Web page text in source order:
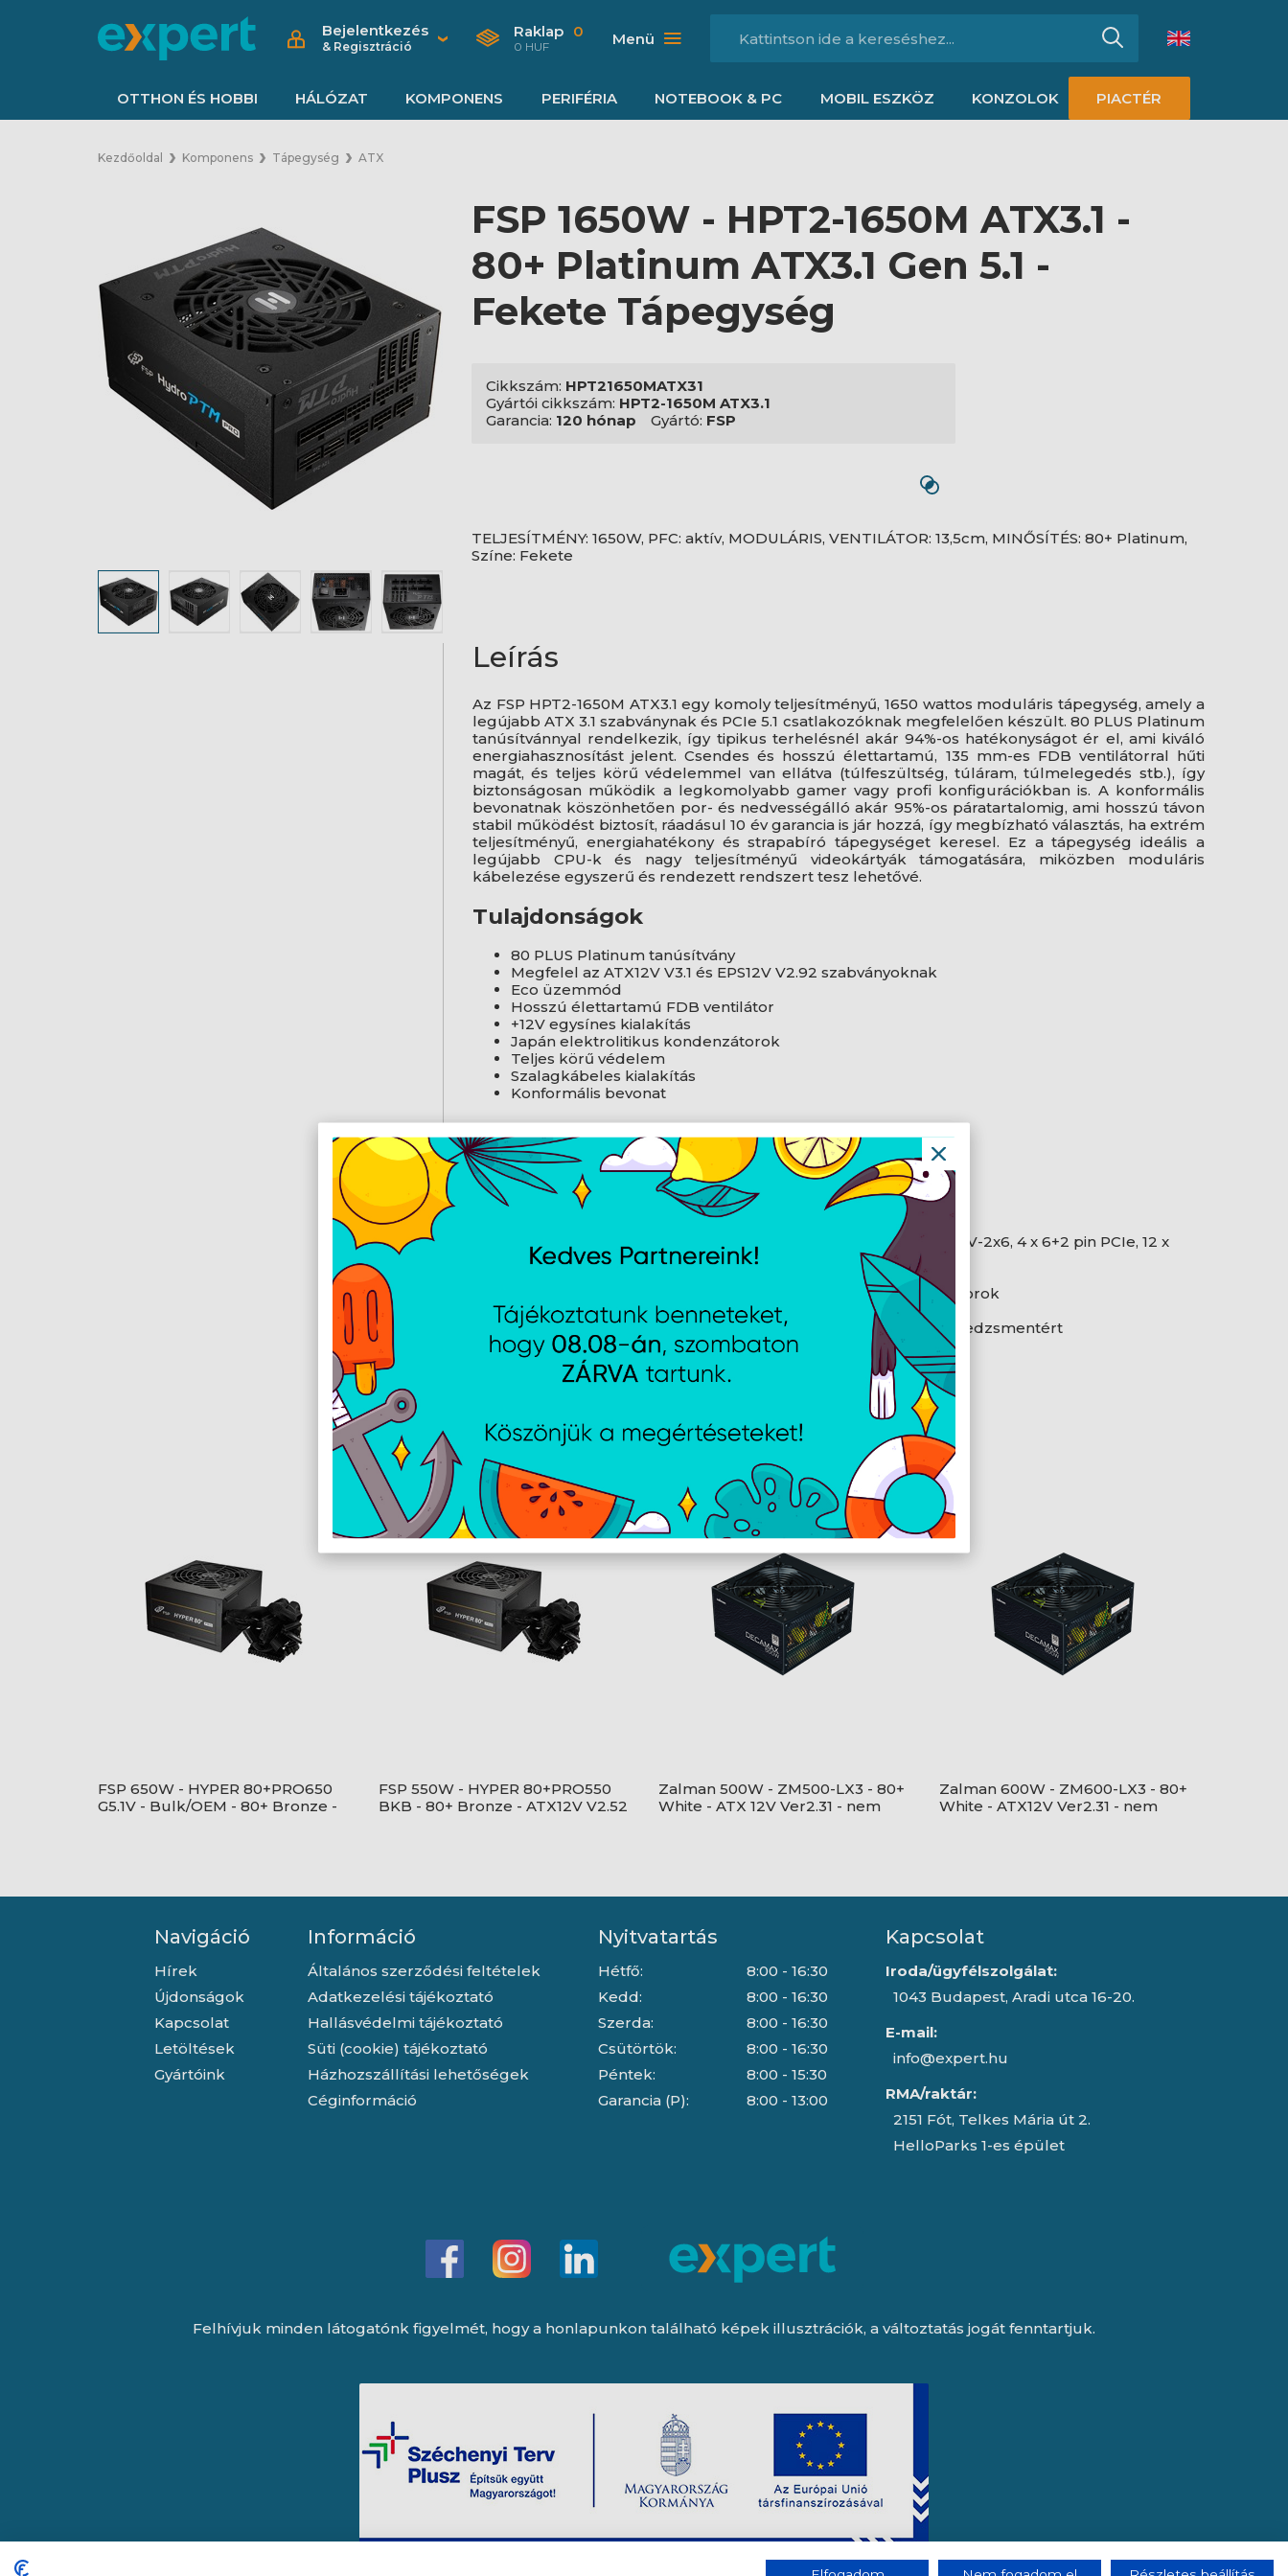
Bejelentkezés
& Regisztráció
Raklap 0
0 HUF Menü
OTTHON ÉS HOBBI HÁLÓZAT KOMPONENS PERIFÉRIA NOTEBOOK & PC MOBIL ESZKÖZ KONZOLOK PIACTÉR
Kezdőoldal Komponens Tápegység ATX
FSP 1650W - HPT2-1650M ATX3.1 -
80+ Platinum ATX3.1 Gen 5.1 -
Fekete Tápegység
Cikkszám: HPT21650MATX31
Gyártói cikkszám: HPT2-1650M ATX3.1
Garancia: 120 hónap Gyártó: FSP
TELJESÍTMÉNY: 1650W, PFC: aktív, MODULÁRIS, VENTILÁTOR: 13,5cm, MINŐSÍTÉS: 80+ Platinum,
Színe: Fekete
Leírás
Az FSP HPT2-1650M ATX3.1 egy komoly teljesítményű, 1650 wattos moduláris tápegység, amely a
legújabb ATX 3.1 szabványnak és PCIe 5.1 csatlakozóknak megfelelően készült. 80 PLUS Platinum
tanúsítvánnyal rendelkezik, így tipikus terhelésnél akár 94%-os hatékonyságot ér el, ami kiváló
energiahasznosítást jelent. Csendes és hosszú élettartamú, 135 mm-es FDB ventilátorral hűti
magát, és teljes körű védelemmel van ellátva (túlfeszültség, túláram, túlmelegedés stb.), így
biztonságosan működik a legkomolyabb gamer vagy profi konfigurációkban is. A konformális
bevonatnak köszönhetően por- és nedvességálló akár 95%-os páratartalomig, ami hosszú távon
stabil működést biztosít, ráadásul 10 év garancia is jár hozzá, így megbízható választás, ha extrém
teljesítményű, energiahatékony és strapabíró tápegységet keresel. Ez a tápegység ideális a
legújabb CPU-k és nagy teljesítményű videokártyák támogatására, miközben moduláris
kábelezése egyszerű és rendezett rendszert tesz lehetővé.
Tulajdonságok
80 PLUS Platinum tanúsítvány
Megfelel az ATX12V V3.1 és EPS12V V2.92 szabványoknak
Eco üzemmód
Hosszú élettartamú FDB ventilátor
+12V egysínes kialakítás
Japán elektrolitikus kondenzátorok
Teljes körű védelem
Szalagkábeles kialakítás
Konformális bevonat
Műszaki adatok
Teljesítmény: 1650 W
Szabvány: ATX 3.1, EPS 2.92
Hatékonyság: 80 PLUS Platinum
Tápcsatlakozók: 1 x 20+4 pin ATX, 2 x 4+4 pin CPU, 2 x PCIe 12V-2x6, 4 x 6+2 pin PCIe, 12 x
SATA, 4 x Molex
Kondenzátorok: Japán gyártmányú elektrolitikus kondenzátorok
Termék mérete: 180 x 150 x 86 mm
Kábelezés: 100% moduláris, szalagkábelek a jobb kábelmenedzsmentért
AJÁNLATUNKBÓL
FSP 650W - HYPER 80+PRO650
G5.1V - Bulk/OEM - 80+ Bronze -
FSP 550W - HYPER 80+PRO550
BKB - 80+ Bronze - ATX12V V2.52
Zalman 500W - ZM500-LX3 - 80+
White - ATX 12V Ver2.31 - nem
Zalman 600W - ZM600-LX3 - 80+
White - ATX12V Ver2.31 - nem
Navigáció
Hírek
Újdonságok
Kapcsolat
Letöltések
Gyártóink
Információ
Általános szerződési feltételek
Adatkezelési tájékoztató
Hallásvédelmi tájékoztató
Süti (cookie) tájékoztató
Házhozszállítási lehetőségek
Céginformáció
Nyitvatartás
Hétfő:
Kedd:
Szerda:
Csütörtök:
Péntek:
Garancia (P):
8:00 - 16:30
8:00 - 16:30
8:00 - 16:30
8:00 - 16:30
8:00 - 15:30
8:00 - 13:00
Kapcsolat
Iroda/ügyfélszolgálat:
1043 Budapest, Aradi utca 16-20.
E-mail:
info@expert.hu
RMA/raktár:
2151 Fót, Telkes Mária út 2.
HelloParks 1-es épület
Felhívjuk minden látogatónk figyelmét, hogy a honlapunkon található képek illusztrációk, a változtatás jogát fenntartjuk.